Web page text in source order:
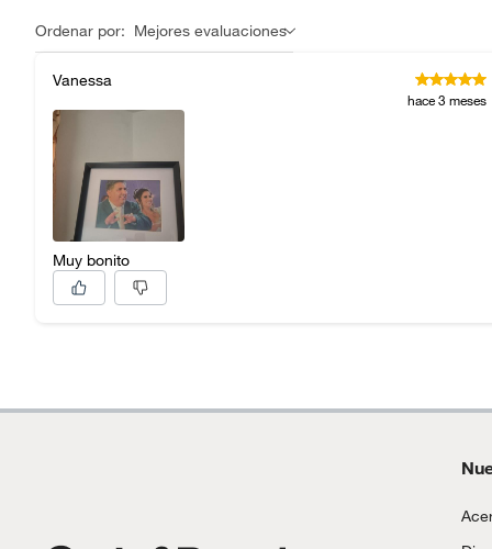
Ordenar por: Mejores evaluaciones
Vanessa
hace 3 meses
Muy bonito